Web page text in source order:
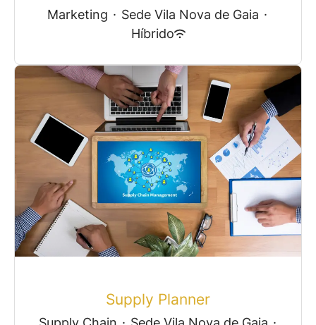
Marketing · Sede Vila Nova de Gaia ·
Híbrido
Supply Planner